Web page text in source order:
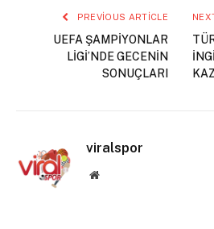
PREVIOUS ARTICLE
UEFA ŞAMPİYONLAR
LİGİ’NDE GECENİN
SONUÇLARI
viralspor
Website